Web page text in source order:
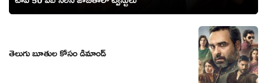
తెలుగు బూతుల కోసం డిమాండ్